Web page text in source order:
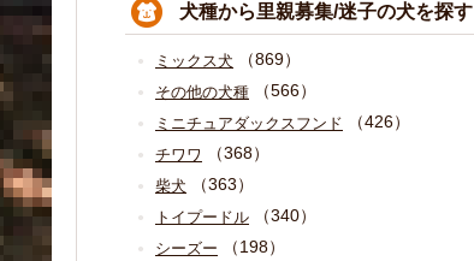
犬種から里親募集/迷子の犬を探す
ミックス犬 （869）
その他の犬種 （566）
ミニチュアダックスフンド （426）
チワワ （368）
柴犬 （363）
トイプードル （340）
シーズー （198）